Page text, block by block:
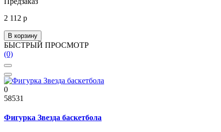
2 112 р
В корзину
БЫСТРЫЙ ПРОСМОТР
(0)
0
58531
Фигурка Звезда баскетбола